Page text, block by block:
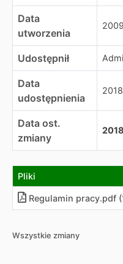
Data
utworzenia
Udostępnił
Data
udostępnienia
Data ost.
zmiany
Pliki
Regulamin pracy.pdf
Wszystkie zmiany